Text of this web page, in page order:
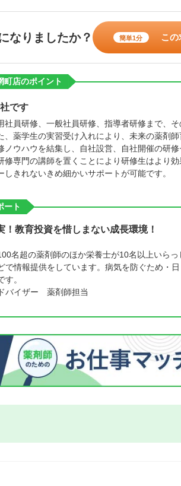
なりましたか？ 簡単1分 この
店のポイント
です
社員研修、一般社員研修、指導者研修まで、
、薬学生の実習受け入れにより、未来の薬剤
ノウハウを結集し、自社設営、自社開催の研
修専門の講師を置くことにより研修生はより
きれないきめ細かいサポートが可能です。
ート
教育投資を惜しまない成長環境！
名超の薬剤師のほか栄養士が10名以上いら
で情報提供をしています。病気を防ぐため・
す。
バイザー 薬剤師担当